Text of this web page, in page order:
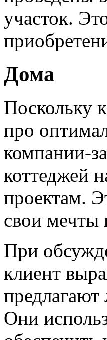
участок.
Дома
Поскольку
про
компании-
коттеджей
проектам.
свои мечты
При
клиент
Они